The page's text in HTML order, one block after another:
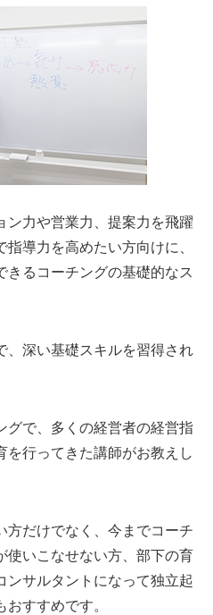
ン力や営業力、提案力を飛躍
導力を高めたい方向けに、
きるコーチングの基礎的なス
、深い基礎スキルを習得され
グで、多くの経営者の経営指
を行ってきた講師がお教えし
方だけでなく、今までコーチ
使いこなせない方、部下の育
ンサルタントになって独立起
すすめです。